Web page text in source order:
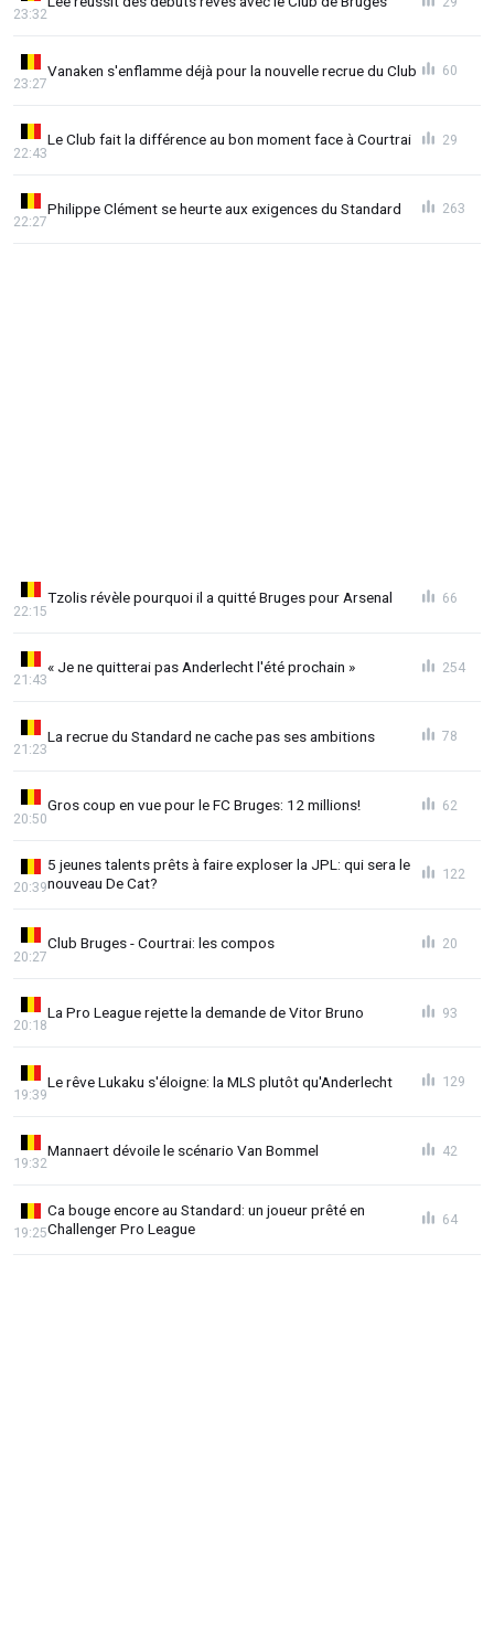
23:32
Vanaken s'enflamme déjà pour la nouvelle recrue du Club
23:27
60
Le Club fait la différence au bon moment face à Courtrai
22:43
29
Philippe Clément se heurte aux exigences du Standard
22:27
263
Tzolis révèle pourquoi il a quitté Bruges pour Arsenal
22:15
66
« Je ne quitterai pas Anderlecht l'été prochain »
21:43
254
La recrue du Standard ne cache pas ses ambitions
21:23
78
Gros coup en vue pour le FC Bruges: 12 millions!
20:50
62
5 jeunes talents prêts à faire exploser la JPL: qui sera le
nouveau De Cat?
20:39
122
Club Bruges - Courtrai: les compos
20:27
20
La Pro League rejette la demande de Vitor Bruno
20:18
93
Le rêve Lukaku s'éloigne: la MLS plutôt qu'Anderlecht
19:39
129
Mannaert dévoile le scénario Van Bommel
19:32
42
Ca bouge encore au Standard: un joueur prêté en
Challenger Pro League
19:25
64